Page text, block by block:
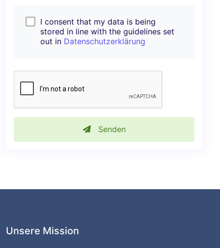
I consent that my data is being
stored in line with the guidelines set
out in Datenschutzerklärung
Senden
Unsere Mission